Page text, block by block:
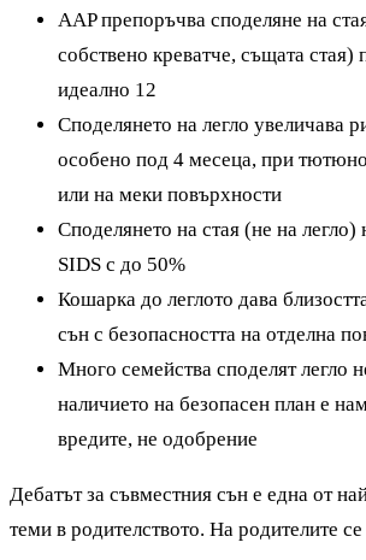
AAP препоръчва споделяне на
собствено креватче, същата стая)
идеално 12
Споделянето на легло увеличава
особено под 4 месеца, при
или на меки повърхности
Споделянето на стая (не на легло)
SIDS с до 50%
Кошарка до леглото дава
сън с безопасността на отделна
Много семейства споделят легло
наличието на безопасен план е
вредите, не одобрение
Дебатът за съвместния сън е една от
теми в родителството. На родителите се